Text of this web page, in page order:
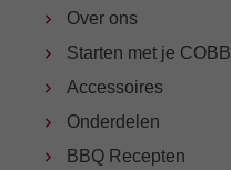
Over ons
Starten met je COBB
Accessoires
Onderdelen
BBQ Recepten